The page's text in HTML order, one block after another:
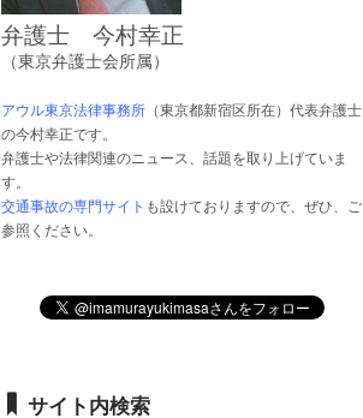
弁護士 今村幸正
（東京弁護士会所属）
アウル東京法律事務所 （東京都新宿区所在）代表弁護士
の今村幸正です。
弁護士や法律関連のニュース、話題を取り上げていま
す。
交通事故の専門サイト も設けておりますので、ぜひ、ご
参照ください。
サイト内検索